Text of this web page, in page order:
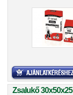
Zsalukő 30x50x25